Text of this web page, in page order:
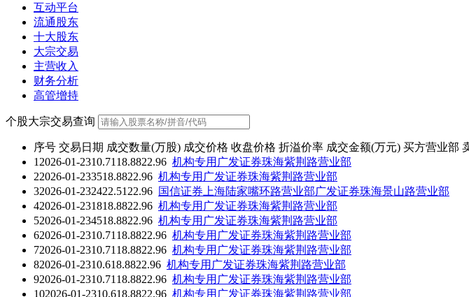
互动平台
流通股东
十大股东
大宗交易
主营收入
财务分析
高管增持
个股大宗交易查询
序号 交易日期 成交数量(万股) 成交价格 收盘价格 折溢价率 成交金额(万元) 买方营业部
1 2026-01-2310.71 18.8822.96 机构专用 广发证券珠海紫荆路营业部
22026-01-233518.8822.96 机构专用 广发证券珠海紫荆路营业部
32026-01-232422.51 22.96 国信证券上海陆家嘴环路营业部广发证券珠海景山路营业部
42026-01-231818.8822.96 机构专用 广发证券珠海紫荆路营业部
52026-01-234518.8822.96 机构专用 广发证券珠海紫荆路营业部
62026-01-2310.71 18.8822.96 机构专用 广发证券珠海紫荆路营业部
72026-01-2310.71 18.8822.96 机构专用 广发证券珠海紫荆路营业部
82026-01-2310.618.8822.96 机构专用 广发证券珠海紫荆路营业部
92026-01-2310.71 18.8822.96 机构专用 广发证券珠海紫荆路营业部
102026-01-2310.618.8822.96 机构专用 广发证券珠海紫荆路营业部